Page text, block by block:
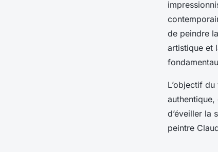
de peindre
artistique et
L’objectif du
d’éveiller la
peintre